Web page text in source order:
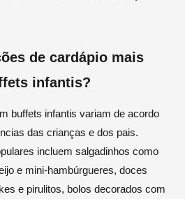
de cardápio mais
infantis?
buffets infantis variam de acordo
das crianças e dos pais.
incluem salgadinhos como
e mini-hambúrgueres, doces
e pirulitos, bolos decorados com